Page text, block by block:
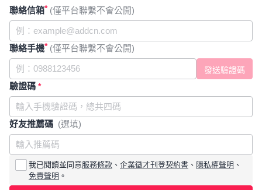
聯絡信箱* (僅平台聯繫不會公開)
聯絡手機* (僅平台聯繫不會公開)
驗證碼 *
好友推薦碼 (選填)
我已閱讀並同意服務條款 、 企業徵才刊登契約書 、 隱私權聲明 、
免責聲明 。